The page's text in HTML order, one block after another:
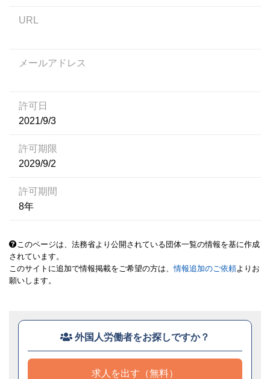
URL
メールアドレス
許可日
2021/9/3
許可期限
2029/9/2
許可期間
8年
このページは、法務省より公開されている団体一覧の情報を基に作成
されています。
このサイトに追加で情報掲載をご希望の方は、情報追加のご依頼よりお
願いします。
外国人労働者をお探しですか？
求人を出す（無料）